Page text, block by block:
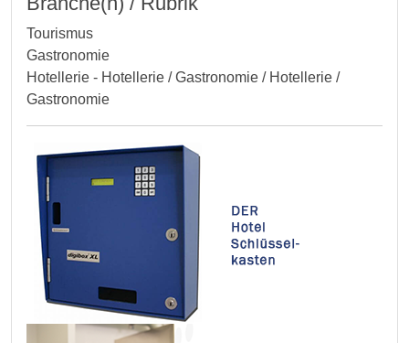
Tourismus
Gastronomie
Hotellerie - Hotellerie / Gastronomie / Hotellerie /
Gastronomie